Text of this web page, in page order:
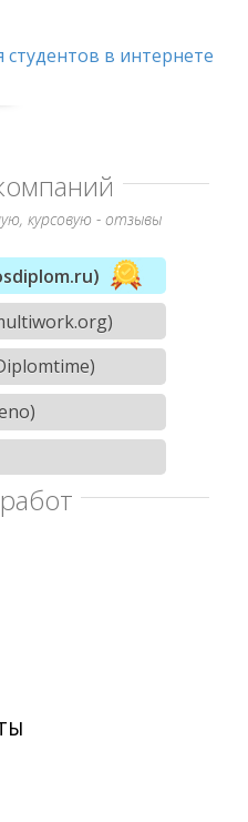
студентов в интернете
курсовую - отзывы